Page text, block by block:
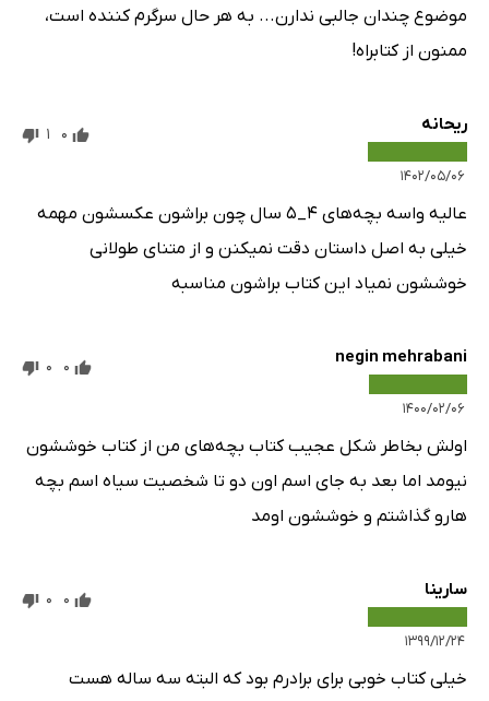
موضوع چندان جالبی ندارن... به هر حال سرگرم کننده است،
ممنون از کتابراه!
ریحانه
۱۴۰۲/۰۵/۰۶
0
1
عالیه واسه بچه‌های 4_5 سال چون براشون عکسشون مهمه
خیلی به اصل داستان دقت نمیکنن و از متنای طولانی
خوششون نمیاد این کتاب براشون مناسبه
negin mehrabani
۱۴۰۰/۰۲/۰۶
0
0
اولش بخاطر شکل عجیب کتاب بچه‌های من از کتاب خوششون
نیومد اما بعد به جای اسم اون دو تا شخصیت سیاه اسم بچه
هارو گذاشتم و خوششون اومد
سارینا
۱۳۹۹/۱۲/۲۴
0
0
خیلی کتاب خوبی برای برادرم بود که البته سه ساله هست